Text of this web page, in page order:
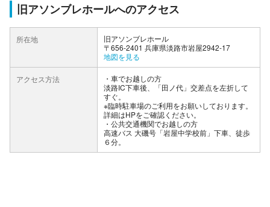
旧アソンブレホールへのアクセス
所在地
旧アソンブレホール
〒656-2401 兵庫県淡路市岩屋2942-17
地図を見る
アクセス方法
車でお越しの方
淡路IC下車後、「田ノ代」交差点を左折して
すぐ。
※臨時駐車場のご利用をお願いしております。
詳細はHPをご確認ください。
公共交通機関でお越しの方
高速バス 大磯号「岩屋中学校前」下車、徒歩
６分。